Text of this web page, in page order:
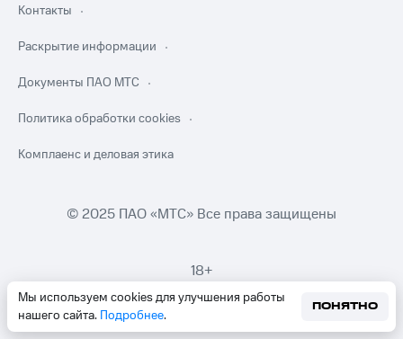
Мы используем cookies для улучшения работы
нашего сайта. Подробнее.
ПОНЯТНО
Контакты
Раскрытие информации
Документы ПАО МТС
Политика обработки cookies
Комплаенс и деловая этика
© 2025 ПАО «МТС» Все права защищены
18+